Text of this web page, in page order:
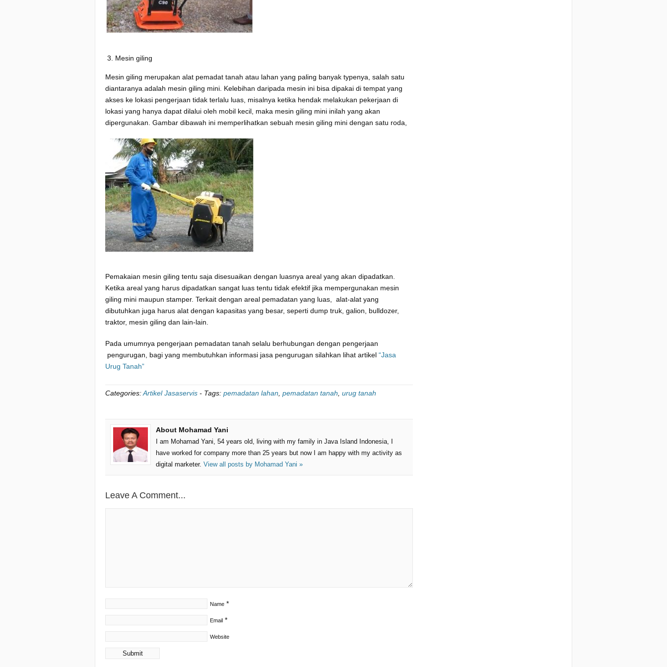
Mesin giling
Mesin giling merupakan alat pemadat tanah atau lahan yang paling banyak typenya, salah satu
diantaranya adalah mesin giling mini. Kelebihan daripada mesin ini bisa dipakai di tempat yang
akses ke lokasi pengerjaan tidak terlalu luas, misalnya ketika hendak melakukan pekerjaan di
lokasi yang hanya dapat dilalui oleh mobil kecil, maka mesin giling mini inilah yang akan
dipergunakan. Gambar dibawah ini memperlihatkan sebuah mesin giling mini dengan satu roda,
Pemakaian mesin giling tentu saja disesuaikan dengan luasnya areal yang akan dipadatkan.
Ketika areal yang harus dipadatkan sangat luas tentu tidak efektif jika mempergunakan mesin
giling mini maupun stamper. Terkait dengan areal pemadatan yang luas, alat-alat yang
dibutuhkan juga harus alat dengan kapasitas yang besar, seperti dump truk, galion, bulldozer,
traktor, mesin giling dan lain-lain.
Pada umumnya pengerjaan pemadatan tanah selalu berhubungan dengan pengerjaan
pengurugan, bagi yang membutuhkan informasi jasa pengurugan silahkan lihat artikel “Jasa
Urug Tanah”
Categories:Artikel Jasaservis - Tags: pemadatan lahan pemadatan tanah urug tanah
About Mohamad Yani
I am Mohamad Yani, 54 years old, living with my family in Java Island Indonesia, I
have worked for company more than 25 years but now I am happy with my activity as
digital marketer. View all posts by Mohamad Yani »
Leave A Comment...
Name *
Email *
Website